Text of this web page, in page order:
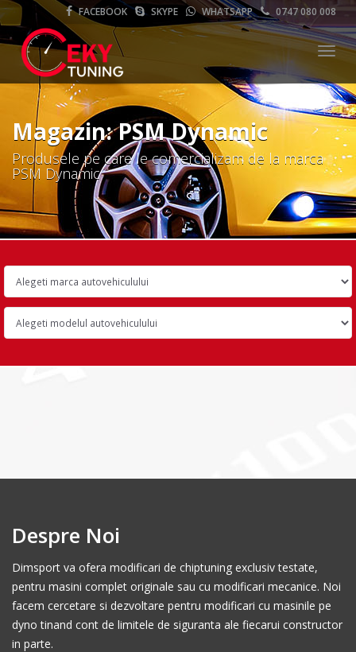
FACEBOOK SKYPE WHATSAPP 0747 080 008
Magazin: PSM Dynamic
Produsele pe care le comercializam de la marca
PSM Dynamic
Despre Noi
Dimsport va ofera modificari de chiptuning exclusiv testate,
pentru masini complet originale sau cu modificari mecanice. Noi
facem cercetare si dezvoltare pentru modificari cu masinile pe
dyno tinand cont de limitele de siguranta ale fiecarui constructor
in parte.